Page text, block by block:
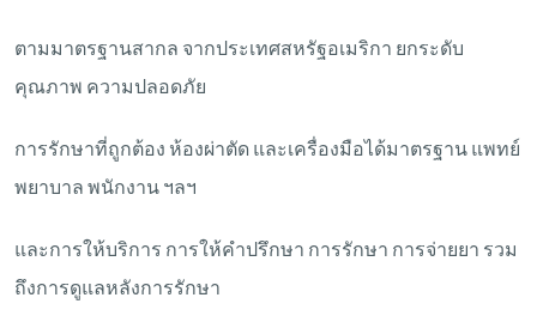
ตามมาตรฐานสากล จากประเทศสหรัฐอเมริกา ยกระดับ
คุณภาพ ความปลอดภัย
การรักษาที่ถูกต้อง ห้องผ่าตัดและเครื่องมือได้มาตรฐานแพทย์
พยาบาลพนักงานฯลฯ
และการให้บริการ การให้คำปรึกษา การรักษา การจ่ายยา รวม
ถึงการดูแลหลังการรักษา